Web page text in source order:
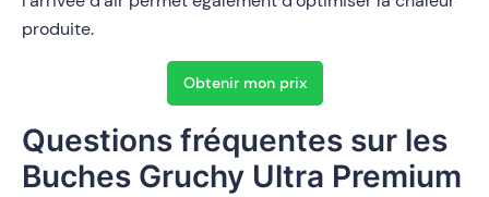
produite.
Obtenir mon prix
Questions fréquentes sur les
Buches Gruchy Ultra Premium